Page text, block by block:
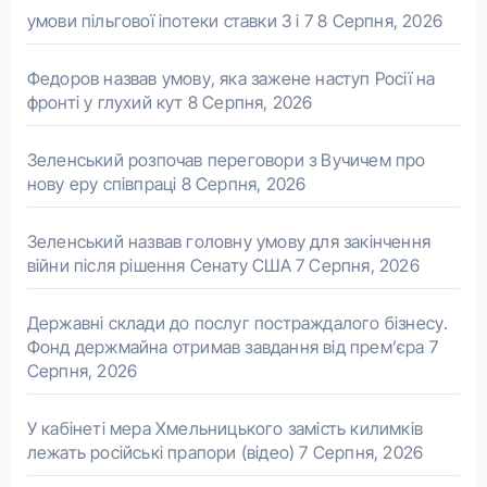
умови пільгової іпотеки ставки 3 і 7 8 Серпня, 2026
Федоров назвав умову, яка зажене наступ Росії на
фронті у глухий кут 8 Серпня, 2026
Зеленський розпочав переговори з Вучичем про
нову еру співпраці 8 Серпня, 2026
Зеленський назвав головну умову для закінчення
війни після рішення Сенату США 7 Серпня, 2026
Державні склади до послуг постраждалого бізнесу.
Фонд держмайна отримав завдання від прем’єра 7
Серпня, 2026
У кабінеті мера Хмельницького замість килимків
лежать російські прапори (відео) 7 Серпня, 2026